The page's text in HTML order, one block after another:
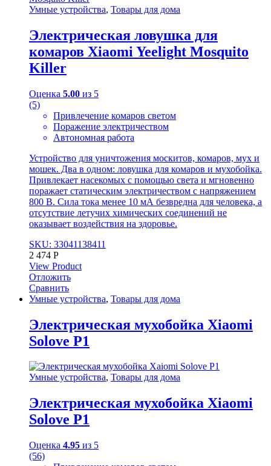
Умные устройства, Товары для дома
Электрическая ловушка для
комаров Xiaomi Yeelight Mosquito
Killer
Оценка 5.00 из 5
(5)
Привлечение комаров светом
Поражение электричеством
Автономная работа
Устройство для уничтожения москитов, комаров, мух и
мошек. Два в одном: ловушка для комаров и мухобойка.
Привлекает насекомых с помощью света и мгновенно
поражает статическим электричеством с напряжением
800 В. Сила тока менее 10 мА безвредна для человека, а
отсутствие летучих химических соединений не
оказывает воздействия на здоровье.
SKU: 33041138411
2 474 Р
View Product
Отложить
Сравнить
Умные устройства, Товары для дома
Электрическая мухобойка Xiaomi
Solove P1
Умные устройства, Товары для дома
Электрическая мухобойка Xiaomi
Solove P1
Оценка 4.95 из 5
(56)